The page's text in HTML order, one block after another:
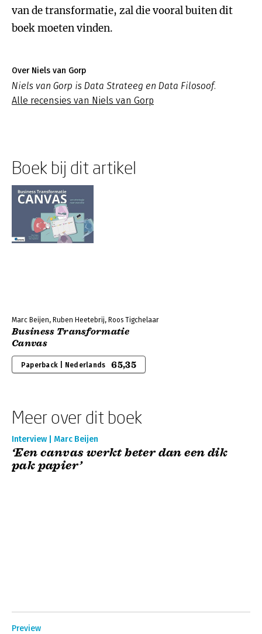
van de transformatie, zal die vooral buiten dit
boek moeten vinden.
Over Niels van Gorp
Niels van Gorp is Data Strateeg en Data Filosoof.
Alle recensies van Niels van Gorp
Boek bij dit artikel
Marc Beijen, Ruben Heetebrij, Roos Tigchelaar
Business Transformatie
Canvas
Paperback | Nederlands 65,35
Meer over dit boek
Interview | Marc Beijen
‘Een canvas werkt beter dan een dik
pak papier’
Preview